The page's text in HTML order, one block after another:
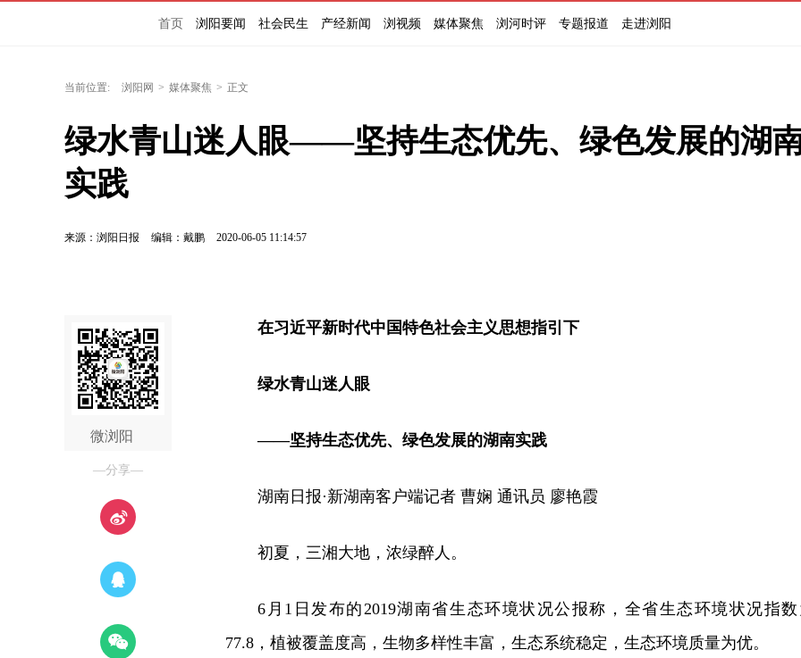
首页 浏阳要闻 社会民生 产经新闻 浏视频 媒体聚焦 浏河时评 专题报道 走进浏阳
当前位置: 浏阳网 > 媒体聚焦 > 正文
绿水青山迷人眼——坚持生态优先、绿色发展的湖
实践
来源：浏阳日报 编辑：戴鹏 2020-06-05 11:14:57
微浏阳
—分享—
在习近平新时代中国特色社会主义思想指引下
绿水青山迷人眼
——坚持生态优先、绿色发展的湖南实践
湖南日报·新湖南客户端记者 曹娴 通讯员 廖艳霞
初夏，三湘大地，浓绿醉人。
6月1日发布的2019湖南省生态环境状况公报称，全省生态环境状况指
77.8，植被覆盖度高，生物多样性丰富，生态系统稳定，生态环境质量为优。